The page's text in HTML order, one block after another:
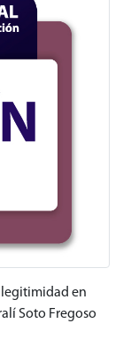
en
Soto Fregoso